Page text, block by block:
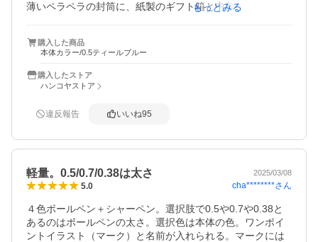
薄いペラペラの封筒に、紙製のギフト箱と中敷きが折りた
ビュー内容が有りました。
私のも、そうでした。
正直言って驚きました。
ボールペンを直で、ペラペラの封筒に入れるとは。
ペン先で封筒が破れたり、ペラペラの封筒だから、中身(ボ
先にレビュー見てから買えば良かったなーと後悔しまし
私の分は、ギフト箱に、折れ目か付き使えません。
ボールペン本体は大丈夫でしたが、裸のままで、直に封筒
た。
拭いたら取れたから良かったです。
でも、よく破れずに無事に届いたと不思議な位です。
もっとみる
購入した商品
本体カラー/0.5ティールブルー
購入したストア
ハンコヤストア
違反報告 いいね95
軽量。0.5/0.7/0.38は太さ 2025/03/08
5.0 cha********さん
４色ボールペン＋シャーペン。選択肢で0.5や0.7や0.38と
あるのはボールペンの太さ。選択色は本体の色。ワンポイ
ントイラスト（マーク）と名前が入れられる。マークには